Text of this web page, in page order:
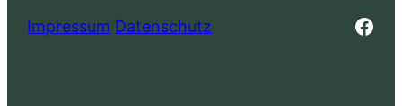
Impressum Datenschutz